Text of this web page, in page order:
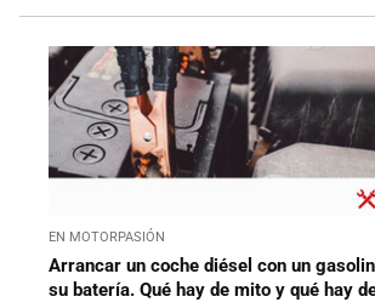
EN MOTORPASIÓN
Arrancar un coche diésel con un
su batería. Qué hay de mito y qué hay